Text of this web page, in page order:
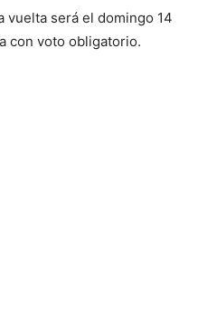
vuelta será el domingo 14
con voto obligatorio.